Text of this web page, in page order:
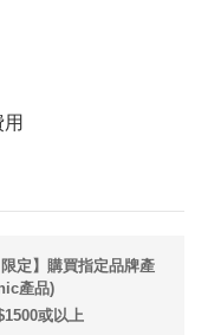
定】購買指定品牌產
產品)
或以上